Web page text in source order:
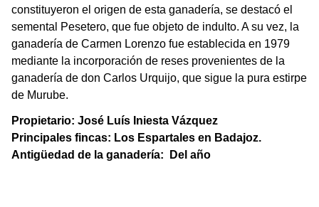
constituyeron el origen de esta ganadería, se destacó el
semental Pesetero, que fue objeto de indulto. A su vez, la
ganadería de Carmen Lorenzo fue establecida en 1979
mediante la incorporación de reses provenientes de la
ganadería de don Carlos Urquijo, que sigue la pura estirpe
de Murube.
Propietario: José Luís Iniesta Vázquez
Principales fincas: Los Espartales en Badajoz.
Antigüedad de la ganadería: Del año